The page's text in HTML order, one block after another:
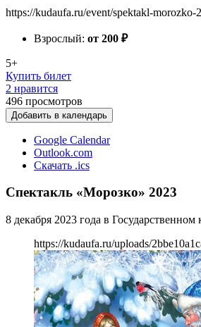
https://kudaufa.ru/event/spektakl-morozko-
Взрослый: от 200 ₽
5+
Купить билет
2 нравится
496 просмотров
Добавить в календарь
Google Calendar
Outlook.com
Скачать .ics
Спектакль «Морозко» 2023
8 декабря 2023 года в
https://kudaufa.ru/uploads/